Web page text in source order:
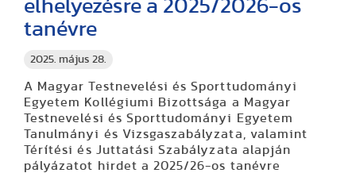
2025. május 28.
elhelyezésre a 2025/2026-os
tanévre
A Magyar Testnevelési és Sporttudományi
Egyetem Kollégiumi Bizottsága a Magyar
Testnevelési és Sporttudományi Egyetem
Tanulmányi és Vizsgaszabályzata, valamint
Térítési és Juttatási Szabályzata alapján
pályázatot hirdet a 2025/26-os tanévre